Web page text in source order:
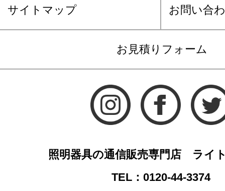
サイトマップ お問い合
お見積りフォーム
照明器具の通信販売専門店 ライ
TEL：0120-44-3374